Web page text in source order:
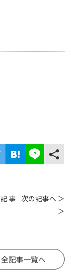
事 次の記事へ ＞
＞
記事一覧へ